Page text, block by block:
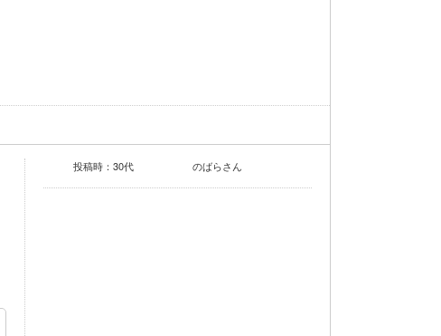
のばらさん
投稿時：30代